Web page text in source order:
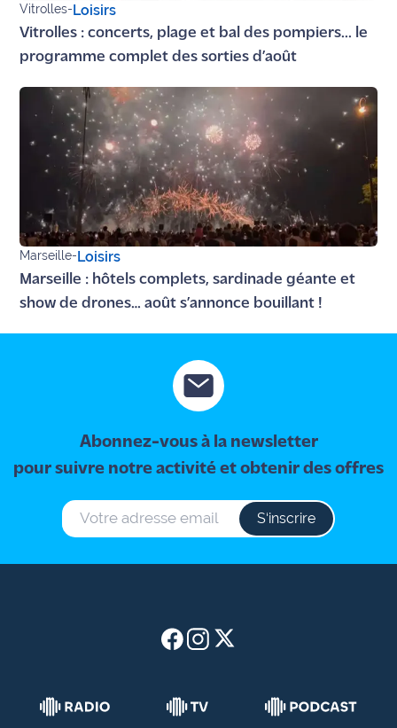
Vitrolles-Loisirs
Vitrolles : concerts, plage et bal des pompiers... le
programme complet des sorties d’août
Marseille-Loisirs
Marseille : hôtels complets, sardinade géante et
show de drones… août s’annonce bouillant !
Abonnez-vous à la newsletter
pour suivre notre activité et obtenir des offres
S‘inscrire